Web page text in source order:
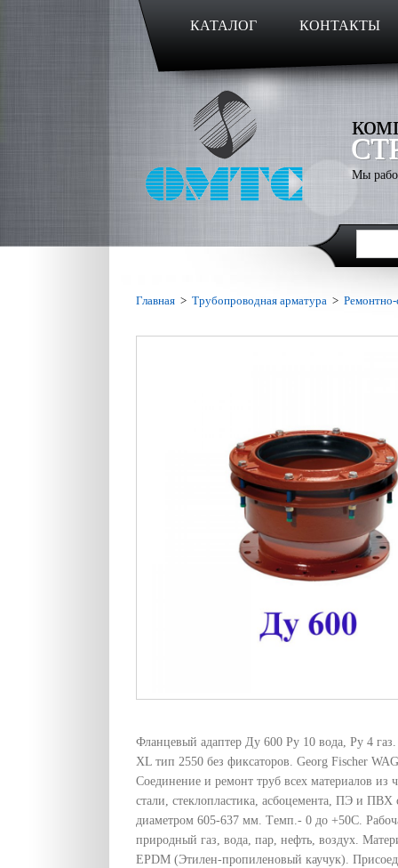
КАТАЛОГ КОНТАКТЫ
Мы
Главная > Трубопроводная арматура > Ремонтно-
Фланцевый адаптер Ду 600 Ру 10 вода, Ру 4
XL тип 2550 без фиксаторов. Georg Fischer
Соединение и ремонт труб всех материалов
стали, стеклопластика, асбоцемента, ПЭ и
диаметром 605-637 мм. Tемп.- 0 до +50C.
природный газ, вода, пар, нефть, воздух.
EPDM (Этилен-пропиленовый каучук).